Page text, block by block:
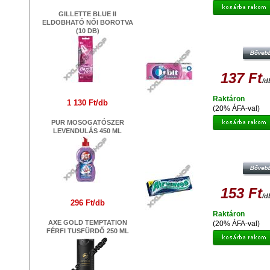
GILLETTE BLUE II
ELDOBHATÓ NŐI BOROTVA
(10 DB)
1 130 Ft/db
PUR MOSOGATÓSZER
LEVENDULÁS 450 ML
296 Ft/db
AXE GOLD TEMPTATION
FÉRFI TUSFÜRDŐ 250 ML
137 Ft/
(20% ÁFA-val)
Raktáron
153 Ft/
(20% ÁFA-val)
Raktáron